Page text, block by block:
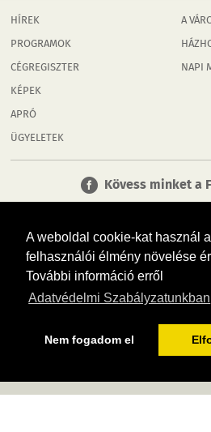
A weboldal cookie-kat használ
felhasználói élmény növelése
További információ erről
Adatvédelmi Szabályzatunkban
Nem fogadom el
HÍREK
PROGRAMOK
CÉGREGISZTER
KÉPEK
APRÓ
ÜGYELETEK
A
NAPI
Kövess minket a
Tudj meg többet városodról!
menü, cégek…. és minden, ami
MÉDIAAJÁNLÓ ADATVÉDELEM